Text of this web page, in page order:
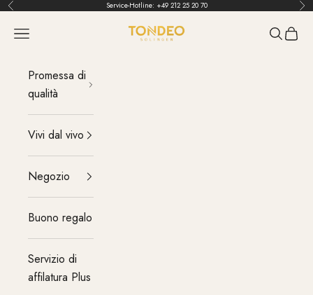
Vai al contenuto
Indietro Service-Hotline: +49 212 25 20 70
TONDEO
menu Cerca
Promessa di
qualità
Vivi dal vivo
Negozio
Buono regalo
Servizio di
affilatura Plus